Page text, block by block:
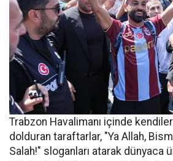
Trabzon Havalimanı içinde
dolduran taraftarlar, "Ya Allah,
Salah!" sloganları atarak dünyaca